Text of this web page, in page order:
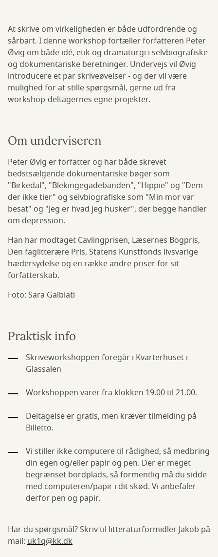
At skrive om virkeligheden er både udfordrende og
sårbart. I denne workshop fortæller forfatteren Peter
Øvig om både idé, etik og dramaturgi i selvbiografiske
og dokumentariske beretninger. Undervejs vil Øvig
introducere et par skriveøvelser - og der vil være
mulighed for at stille spørgsmål, gerne ud fra
workshop-deltagernes egne projekter.
Om underviseren
Peter Øvig er forfatter og har både skrevet
bedstsælgende dokumentariske bøger som
"Birkedal", "Blekingegadebanden", "Hippie" og "Dem
der ikke tier" og selvbiografiske som "Min mor var
besat" og "Jeg er hvad jeg husker", der begge handler
om depression.
Han har modtaget Cavlingprisen, Læsernes Bogpris,
Den faglitterære Pris, Statens Kunstfonds livsvarige
hædersydelse og en række andre priser for sit
forfatterskab.
Foto: Sara Galbiati
Praktisk info
Skriveworkshoppen foregår i Kvarterhuset i
Glassalen
Workshoppen varer fra klokken 19.00 til 21.00.
Deltagelse er gratis, men kræver tilmelding på
Billetto.
Vi stiller ikke computere til rådighed, så medbring
din egen og/eller papir og pen. Der er meget
begrænset bordplads, så formentlig må du sidde
med computeren/papir i dit skød. Vi anbefaler
derfor pen og papir.
Har du spørgsmål? Skriv til litteraturformidler Jakob på
mail: uk1q@kk.dk